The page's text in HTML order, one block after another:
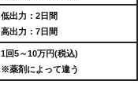
低出力：2日間
高出力：7日間
1回5～10万円(税込)
※薬剤によって違う